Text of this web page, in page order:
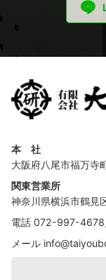
本 社
大阪府八尾市福万寺
関東営業所
神奈川県横浜市鶴見
電話 072-997-4678
メール